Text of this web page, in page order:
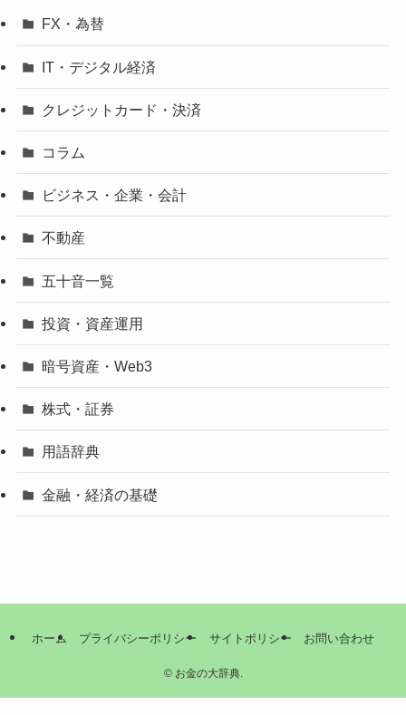
FX・為替
IT・デジタル経済
クレジットカード・決済
コラム
ビジネス・企業・会計
不動産
五十音一覧
投資・資産運用
暗号資産・Web3
株式・証券
用語辞典
金融・経済の基礎
ホーム プライバシーポリシー サイトポリシー お問い合わせ
©お金の大辞典.